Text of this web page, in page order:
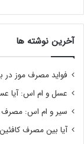
آخرین نوشته ها
فواید مصرف موز
عسل و ام اس: آیا
سیر و ام اس: مصرف
آیا بین مصرف